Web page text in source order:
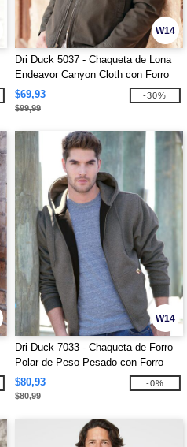
W14
Dri Duck 5037 - Chaqueta de Lona
Endeavor Canyon Cloth con Forro
Sherpa
$69,93
$99,99
-30%
W14
Dri Duck 7033 - Chaqueta de Forro
Polar de Peso Pesado con Forro
Térmico
$80,93
$80,99
-0%